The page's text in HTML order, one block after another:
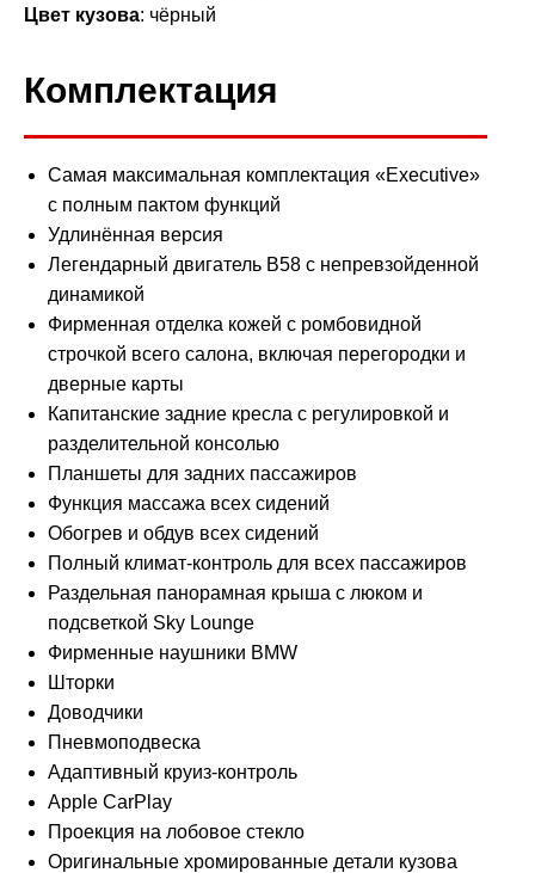
Цвет кузова: чёрный
Комплектация
Самая максимальная комплектация «Ехесutivе»
с полным пактом функций
Удлинённая версия
Легендарный двигатель В58 с непревзойденной
динамикой
Фирменная отделка кожей с ромбовидной
строчкой всего салона, включая перегородки и
дверные карты
Капитанские задние кресла с регулировкой и
разделительной консолью
Планшеты для задних пассажиров
Функция массажа всех сидений
Обогрев и обдув всех сидений
Полный климат-контроль для всех пассажиров
Раздельная панорамная крыша с люком и
подсветкой Sky Lоungе
Фирменные наушники ВМW
Шторки
Доводчики
Пневмоподвеска
Адаптивный круиз-контроль
Аррlе СаrРlаy
Проекция на лобовое стекло
Оригинальные хромированные детали кузова